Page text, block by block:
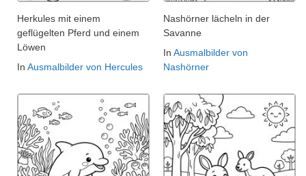
Herkules mit einem
geflügelten Pferd und einem
Löwen
In Ausmalbilder von Hercules
Nashörner lächeln in der
Savanne
In Ausmalbilder von
Nashörner